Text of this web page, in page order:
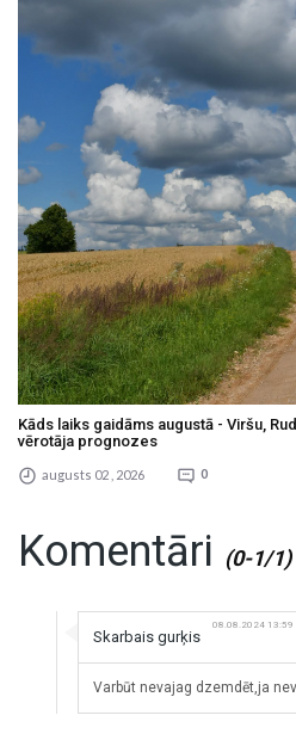
Kāds laiks gaidāms augustā - Viršu,
vērotāja prognozes
augusts 02 , 2026 0
Komentāri (0-1/1)
Skarbais gurķis
08.08.2024 13:59
Varbūt nevajag dzemdēt,ja